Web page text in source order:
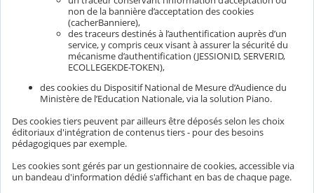
non de la bannière d’acceptation des cookies
(cacherBanniere),
des traceurs destinés à l’authentification auprès d’un
service, y compris ceux visant à assurer la sécurité du
mécanisme d’authentification (JESSIONID, SERVERID,
ECOLLEGEKDE-TOKEN),
des cookies du Dispositif National de Mesure d’Audience du
Ministère de l’Education Nationale, via la solution Piano.
Des cookies tiers peuvent par ailleurs être déposés selon les choix
éditoriaux d'intégration de contenus tiers - pour des besoins
pédagogiques par exemple.
Les cookies sont gérés par un gestionnaire de cookies, accessible via
un bandeau d'information dédié s'affichant en bas de chaque page.